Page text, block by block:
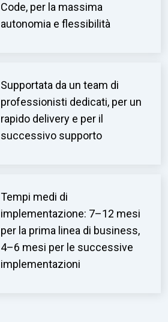
Code, per la massima
autonomia e flessibilità
Supportata da un team di
professionisti dedicati, per un
rapido delivery e per il
successivo supporto
Tempi medi di
implementazione: 7–12 mesi
per la prima linea di business,
4–6 mesi per le successive
implementazioni